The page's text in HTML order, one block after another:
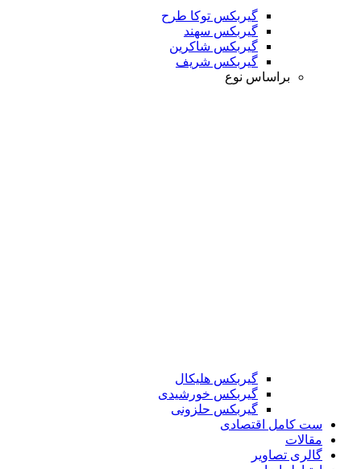
گیربکس توکا طرح
گیربکس سهند
گیربکس شاکرین
گیربکس شریف
براساس نوع
گیربکس هلیکال
گیربکس خورشیدی
گیربکس حلزونی
ست کامل اقتصادی
مقالات
گالری تصاویر